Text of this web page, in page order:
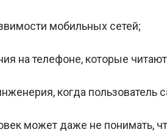
мобильных сетей;
на телефоне, которые
когда пользователь
может даже не понимать,